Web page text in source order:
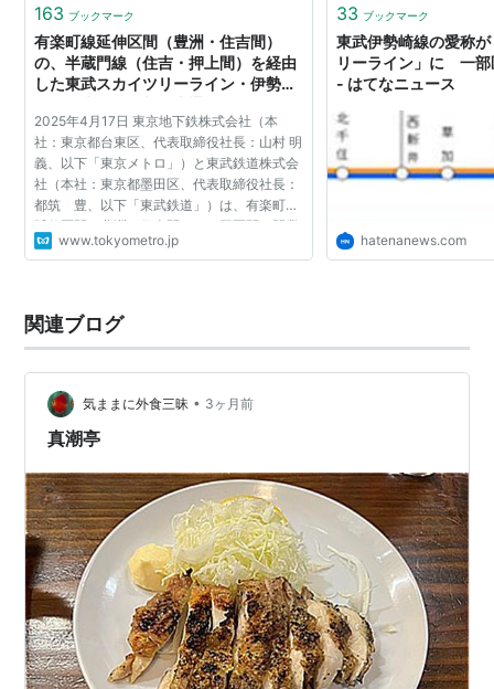
12
TS-
13
西新井駅 にしあらい 東武大師線
TS-
14
竹ノ塚駅 たけのつか
TS-
15
谷塚駅 やつか -
TS-
16
草加駅
17
〈草加松原
TS-
新田駅 しんでん
19
TS-
20
新越谷駅 しんこしがや JR (南越谷駅)
TS-
21
越谷駅 こしがや -
TS-
22
北越谷駅 きたこしがや -
163 ブックマーク
有楽町線延伸区間（豊洲・住吉間）
の、半蔵門線（住吉・押上間）を経由
した東武スカイツリーライン・伊勢崎
基本合意いたしました｜東京メトロ
2025年4月17日 東京地下鉄株式会社（本
社：東京都台東区、代表取締役社長：山村 明
義、以下「東京メトロ」）と東武鉄道株式会
社（本社：東京都墨田区、代表取締役社長：
都筑 豊、以下「東武鉄道」）は、有楽町線
延伸区間（豊洲・住吉間）が、同区間の開業
（２０３０年代半ば）に合わせて、半蔵門線
www.tokyometro.jp
33 ブックマーク
東武伊勢崎線の愛称
リーライン」に 一
- はてなニュース
hatenanews.com
関連ブログ
気ままに外食三昧 • 3ヶ月前
真潮亭